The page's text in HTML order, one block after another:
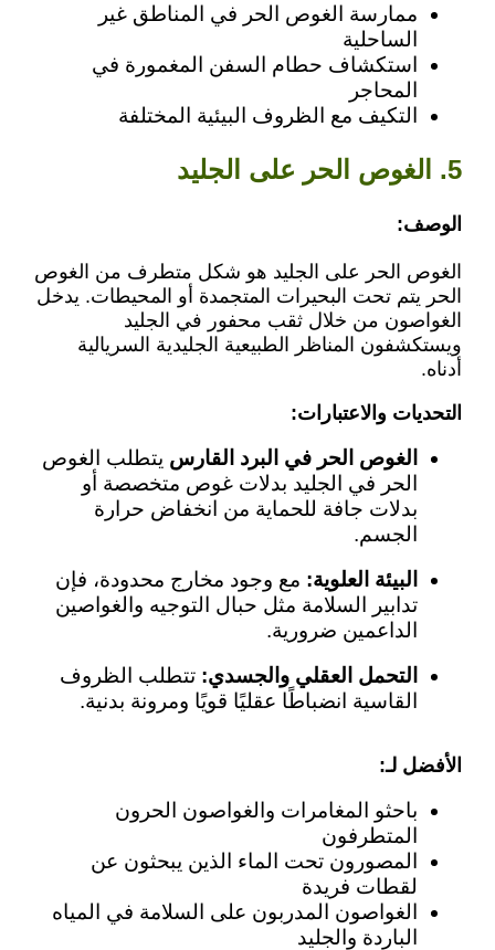
ممارسة الغوص الحر في المناطق غير
الساحلية
استكشاف حطام السفن المغمورة في
المحاجر
التكيف مع الظروف البيئية المختلفة
5. الغوص الحر على الجليد
الوصف:
الغوص الحر على الجليد هو شكل متطرف من الغوص
الحر يتم تحت البحيرات المتجمدة أو المحيطات. يدخل
الغواصون من خلال ثقب محفور في الجليد
ويستكشفون المناظر الطبيعية الجليدية السريالية
أدناه.
التحديات والاعتبارات:
الغوص الحر في البرد القارس يتطلب الغوص
الحر في الجليد بدلات غوص متخصصة أو
بدلات جافة للحماية من انخفاض حرارة
الجسم.
البيئة العلوية: مع وجود مخارج محدودة، فإن
تدابير السلامة مثل حبال التوجيه والغواصين
الداعمين ضرورية.
التحمل العقلي والجسدي: تتطلب الظروف
القاسية انضباطًا عقليًا قويًا ومرونة بدنية.
الأفضل لـ:
باحثو المغامرات والغواصون الحرون
المتطرفون
المصورون تحت الماء الذين يبحثون عن
لقطات فريدة
الغواصون المدربون على السلامة في المياه
الباردة والجليد